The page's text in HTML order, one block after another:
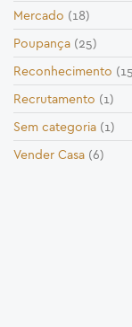
Mercado (18)
Poupança (25)
Reconhecimento
Recrutamento (1)
Sem categoria (1)
Vender Casa (6)